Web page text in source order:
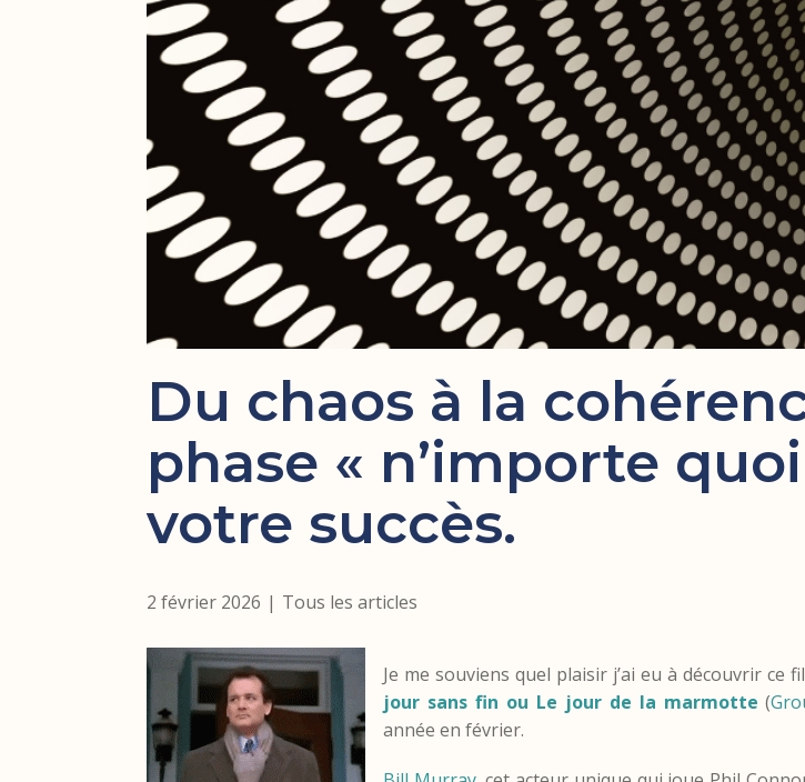
Du chaos à la
phase « n’importe
votre succès.
2 février 2026 Tous les articles
Je me souviens quel plaisir j’ai eu à découvrir ce
jour sans fin ou Le jour de la marmotte (
année en février.